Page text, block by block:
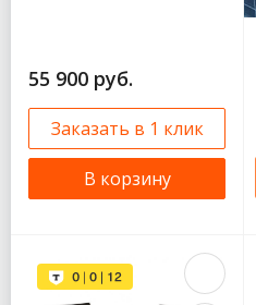
55 900 руб.
Заказать в 1 клик
В корзину